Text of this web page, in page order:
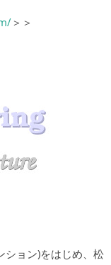
＞＞
ション)をはじめ、松